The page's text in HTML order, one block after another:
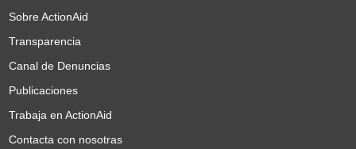
Sobre ActionAid
Transparencia
Canal de Denuncias
Publicaciones
Trabaja en ActionAid
Contacta con nosotras